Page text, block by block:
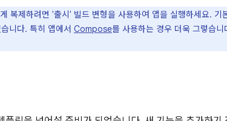
복제하려면 '출시' 빌드 변형을 사용하여 앱을 실행하세요.
니다. 특히 앱에서 Compose를 사용하는 경우 더욱 그렇습